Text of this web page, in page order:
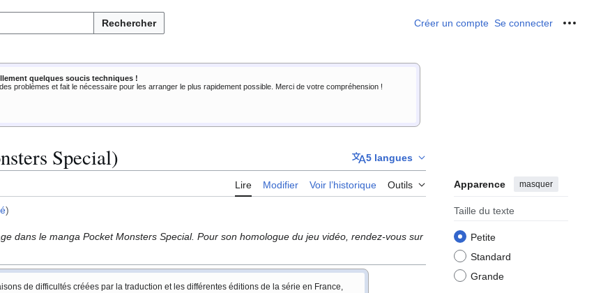
Rechercher Créer un compte Se connecter Outils
quelques soucis techniques !
problèmes et fait le nécessaire pour les arranger le plus rapidement possible. Merci de votre compréhension !
Special) 5 langues
Lire Modifier Voir l’historique Outils Apparence masquer
Taille du texte
Petite
Standard
Grande
)
dans le manga Pocket Monsters Special. Pour son homologue du jeu vidéo, rendez-vous sur
de difficultés créées par la traduction et les différentes éditions de la série en France,